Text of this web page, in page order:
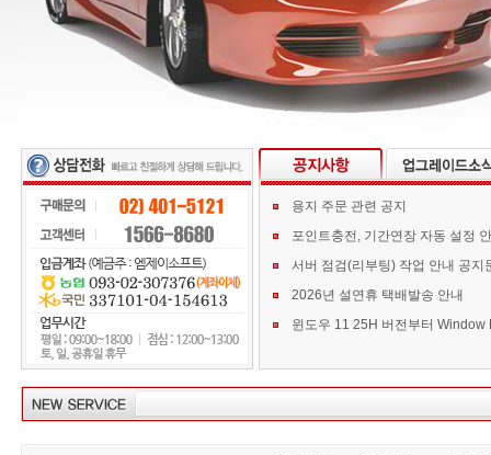
용지 주문 관련 공지
포인트충전, 기간연장 자동 설정
서버 점검(리부팅) 작업 안내 공지
2026년 설연휴 택배발송 안내